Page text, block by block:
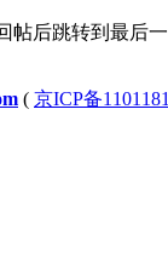
帖后跳转到最后
( 京ICP备